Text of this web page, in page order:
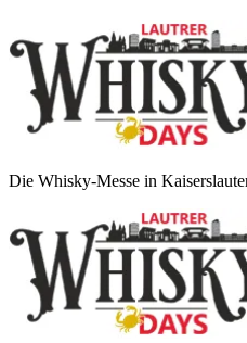
Die Whisky-Messe in